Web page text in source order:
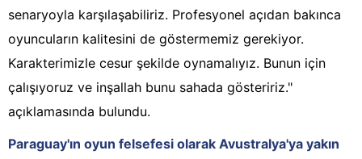
senaryoyla karşılaşabiliriz. Profesyonel açıdan bakınca
oyuncuların kalitesini de göstermemiz gerekiyor.
Karakterimizle cesur şekilde oynamalıyız. Bunun için
çalışıyoruz ve inşallah bunu sahada gösteririz."
açıklamasında bulundu.
Paraguay'ın oyun felsefesi olarak Avustralya'ya yakın